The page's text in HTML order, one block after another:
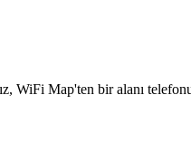
WiFi Map'ten bir alanı